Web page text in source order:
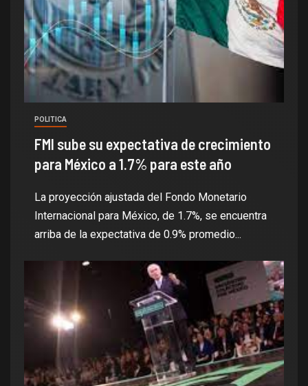
POLITICA
FMI sube su expectativa de crecimiento
para México a 1.7% para este año
La proyección ajustada del Fondo Monetario
Internacional para México, de 1.7%, se encuentra
arriba de la expectativa de 0.9% promedio...